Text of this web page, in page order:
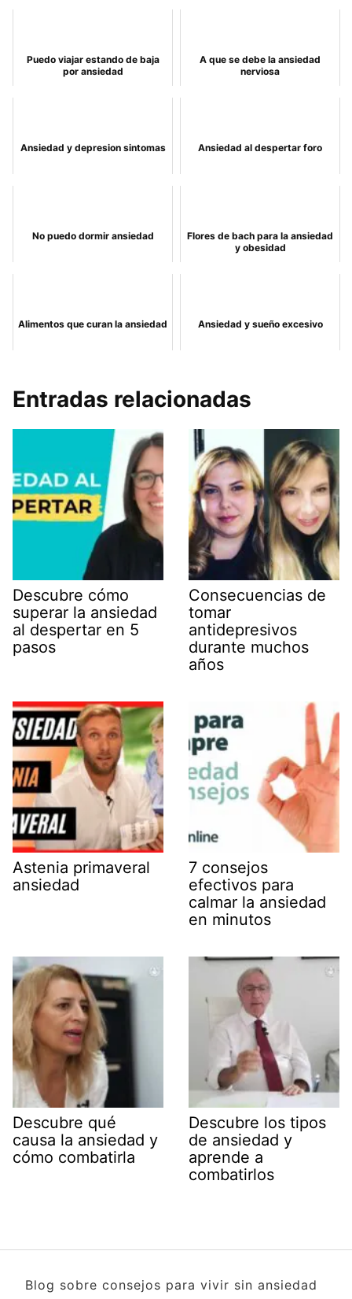
Puedo viajar estando de baja
por ansiedad
A que se debe la ansiedad
nerviosa
Ansiedad y depresion sintomas Ansiedad al despertar foro
No puedo dormir ansiedad
Flores de bach para la ansiedad
y obesidad
Alimentos que curan la ansiedad Ansiedad y sueño excesivo
Entradas relacionadas
Descubre cómo
superar la ansiedad
al despertar en 5
pasos
Consecuencias de
tomar
antidepresivos
durante muchos
años
Astenia primaveral
ansiedad
7 consejos
efectivos para
calmar la ansiedad
en minutos
Descubre qué
causa la ansiedad y
cómo combatirla
Descubre los tipos
de ansiedad y
aprende a
combatirlos
Blog sobre consejos para vivir sin ansiedad